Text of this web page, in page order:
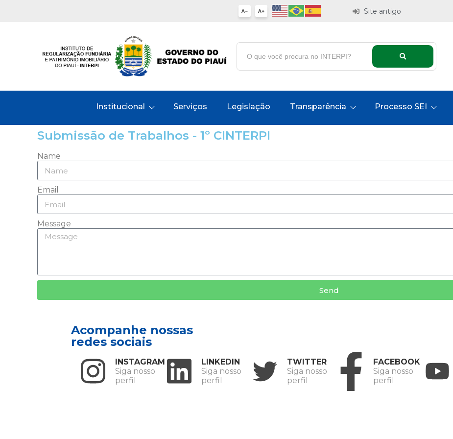
Site antigo
Institucional Serviços Legislação Transparência Processo SEI
Submissão de Trabalhos - 1º CINTERPI
Name
Email
Message
Send
Acompanhe nossas
redes sociais
INSTAGRAM
Siga nosso
perfil
LINKEDIN
Siga nosso
perfil
TWITTER
Siga nosso
perfil
FACEBOOK
Siga nosso
perfil